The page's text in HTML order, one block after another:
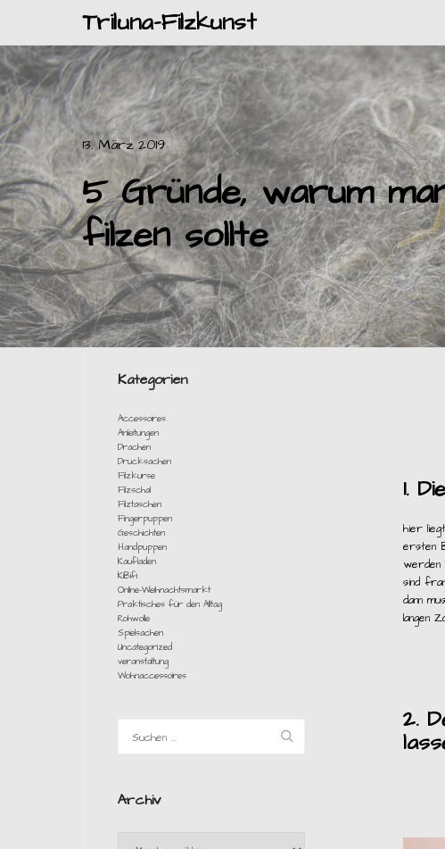
Triluna-Filzkunst
13. März 2019
5 Gründe, warum
filzen sollte
1.
hier
ersten
werden
sind
dann
langen
2.
Kategorien
Accessoires
Anleitungen
Drachen
Drucksachen
Filzkurse
Filzschal
Filztaschen
Fingerpuppen
Geschichten
Handpuppen
Kaufladen
KiBifi
Online-Weihnachtsmarkt
Praktisches für den Alltag
Rohwolle
Spielsachen
Uncategorized
veranstaltung
Wohnaccessoires
Archiv